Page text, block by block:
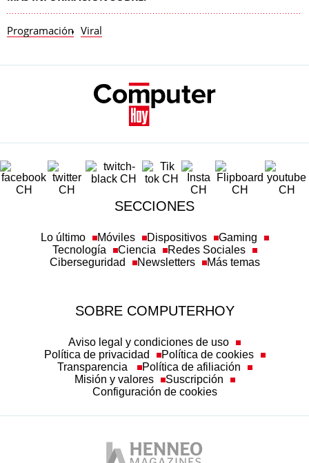
Programación Viral
SECCIONES
Lo último Móviles Dispositivos
Gaming
Tecnología
Ciencia
Redes Sociales
Ciberseguridad
Newsletters Más temas
SOBRE COMPUTERHOY
Aviso legal y condiciones de uso
Política de privacidad
Política de cookies
Transparencia
Política de afiliación
Misión y valores
Suscripción
Configuración de cookies